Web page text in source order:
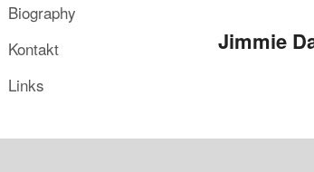
Jimmie
Biography
Kontakt
Links